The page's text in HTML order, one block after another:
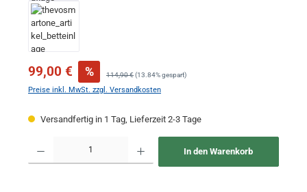
Verkaufspreis:
99,00 € % Regulärer Preis:
114,90 €(13.84% gespart)
Preise inkl. MwSt. zzgl. Versandkosten
Versandfertig in 1 Tag, Lieferzeit 2-3 Tage
In den Warenkorb